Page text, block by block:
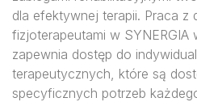
dla efektywnej terapii. Praca z
fizjoterapeutami w SYNERGIA
zapewnia dostęp do
terapeutycznych, które są
specyficznych potrzeb